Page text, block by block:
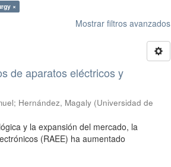
×
Mostrar filtros avanzados
de aparatos eléctricos y
; Hernández, Magaly (Universidad de
y la expansión del mercado, la
(RAEE) ha aumentado